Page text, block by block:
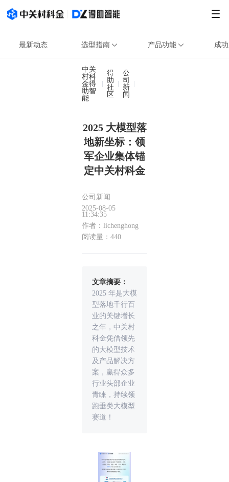
最新动态 选型指南 产品功能 成
中关
村科
金得
助智
能
得
助
社
区
公
司
新
闻
2025 大模型落
地新坐标：领
军企业集体锚
定中关村科金
公司新闻
2025-08-05
11:34:35
作者：lichenghong
阅读量：440
文章摘要：
2025 年是大模
型落地千行百
业的关键增长
之年，中关村
科金凭借领先
的大模型技术
及产品解决方
案，赢得众多
行业头部企业
青睐，持续领
跑垂类大模型
赛道！